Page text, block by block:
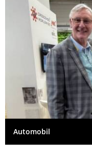
Automobil